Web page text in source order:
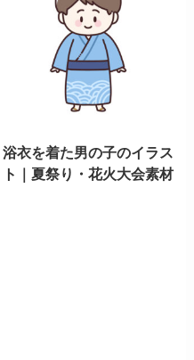
浴衣を着た男の子のイラス
ト｜夏祭り・花火大会素材